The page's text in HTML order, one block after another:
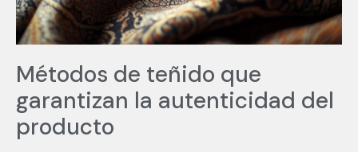
Métodos de teñido que
garantizan la autenticidad del
producto